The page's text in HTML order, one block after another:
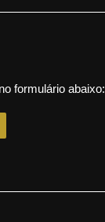
formulário abaixo: